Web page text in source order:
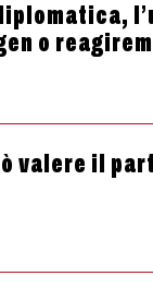
o
valere il